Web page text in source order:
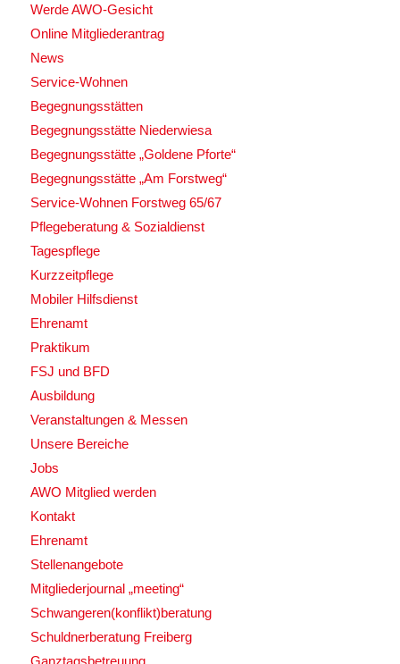
Werde AWO-Gesicht
Online Mitgliederantrag
News
Service-Wohnen
Begegnungsstätten
Begegnungsstätte Niederwiesa
Begegnungsstätte „Goldene Pforte“
Begegnungsstätte „Am Forstweg“
Service-Wohnen Forstweg 65/67
Pflegeberatung & Sozialdienst
Tagespflege
Kurzzeitpflege
Mobiler Hilfsdienst
Ehrenamt
Praktikum
FSJ und BFD
Ausbildung
Veranstaltungen & Messen
Unsere Bereiche
Jobs
AWO Mitglied werden
Kontakt
Ehrenamt
Stellenangebote
Mitgliederjournal „meeting“
Schwangeren(konflikt)beratung
Schuldnerberatung Freiberg
Ganztagsbetreuung